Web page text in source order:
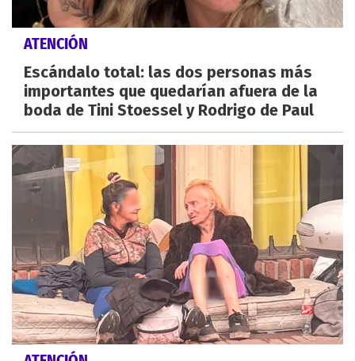
ATENCIÓN
Escándalo total: las dos personas más
importantes que quedarían afuera de la
boda de Tini Stoessel y Rodrigo de Paul